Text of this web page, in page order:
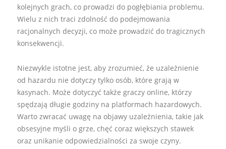
kolejnych grach, co prowadzi do pogłębiania problemu.
Wielu z nich traci zdolność do podejmowania
racjonalnych decyzji, co może prowadzić do tragicznych
konsekwencji.
Niezwykle istotne jest, aby zrozumieć, że uzależnienie
od hazardu nie dotyczy tylko osób, które grają w
kasynach. Może dotyczyć także graczy online, którzy
spędzają długie godziny na platformach hazardowych.
Warto zwracać uwagę na objawy uzależnienia, takie jak
obsesyjne myśli o grze, chęć coraz większych stawek
oraz unikanie odpowiedzialności za swoje czyny.